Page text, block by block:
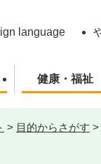
language
健康・福祉
> 目的からさがす >